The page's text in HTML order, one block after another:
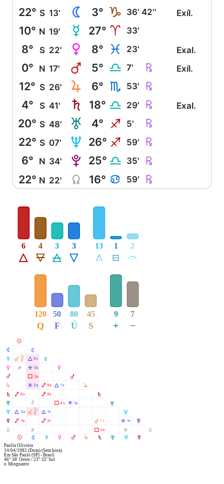
22° S 13' N 3° J 36' 42'' Exíl.
10° N 19' O 27° A 33'
8° S 22' P 8° L 23' Exal.
0° N 17' Q 5° G 7' Ç Exíl.
12° S 26' R 6° H 53' Ç
4° S 41' S 18° G 29' Ç Exal.
20° S 48' T 4° I 5' Ç
22° S 07' U 26° I 59' Ç
6° N 34' V 25° G 35' Ç
22° N 22' Y 16° D 59' Ç
Á
6
Ë
4
Ô
3
Ê
3
Å
13
É
1
Ă
2
Q
120
F
50
Ú
80
S
45
+
9
−
7
M
M
N
N
N
O
O
O
P
P
P
Q
Q
Q
R
R
R
S
S
S
T
T
T
U
U
U
V
V
V
Y
Y
À Ò
3s
Ó
Ä 6s
Á 3a
Ä 1a
Á 6s
Â 5a
2a
Â 3a
Ò
À Ò
7s
Ó
Ä 9a
Ä 9s
Á 1s
Ä 2s
Á 1s
4s Â 1a
À 7s
Ã 2a
Â 1s
Ó
Paolla Oliveira
14/04/1982 (Dom) (Sem hora)
EmSão Paulo (SP) - Brasil
46° 38' Oeste/23° 32' Sul
Minguante
o